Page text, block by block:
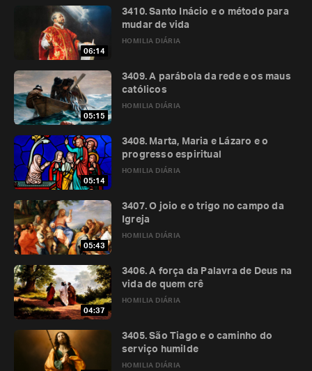
06:14
HOMILIA DIÁRIA
3410. Santo Inácio e o método para
mudar de vida
05:15
HOMILIA DIÁRIA
3409. A parábola da rede e os maus
católicos
05:14
HOMILIA DIÁRIA
3408. Marta, Maria e Lázaro e o
progresso espiritual
05:43
HOMILIA DIÁRIA
3407. O joio e o trigo no campo da
Igreja
04:37
HOMILIA DIÁRIA
3406. A força da Palavra de Deus na
vida de quem crê
HOMILIA DIÁRIA
3405. São Tiago e o caminho do
serviço humilde